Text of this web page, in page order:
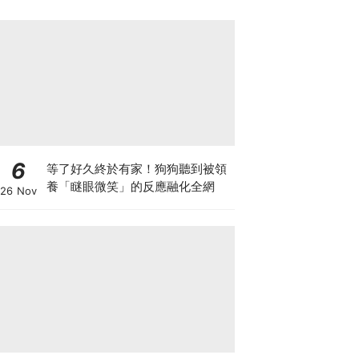
6
26 Nov
等了好久終於有家！狗狗聽到被領
養「瞇眼微笑」的反應融化全網